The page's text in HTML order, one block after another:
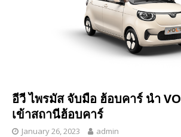
อีวี ไพรมัส จับมือ ฮ้อบคาร์ นำ
เข้าสถานีฮ้อบคาร์
January 26, 2023 admin